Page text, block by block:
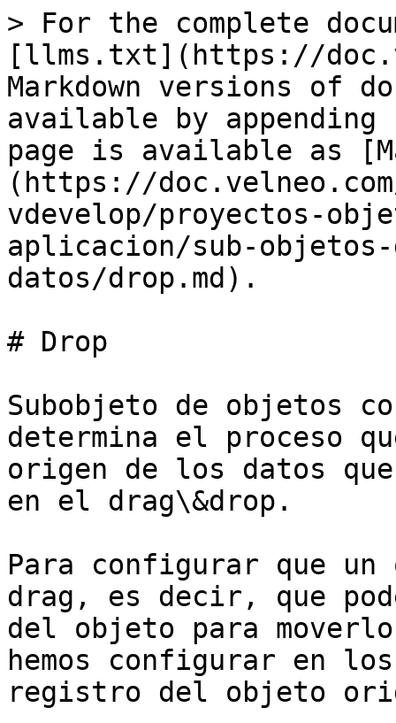
> For the complete
[llms.txt](https://
Markdown versions of
available by
page is available as
(https://
vdevelop/proyectos-
aplicacion/sub-
datos/drop.md).
# Drop
Subobjeto de objetos
determina el proceso
origen de los datos
en el drag\&drop.
Para configurar que
drag, es decir, que
del objeto para
hemos configurar en
registro del objeto